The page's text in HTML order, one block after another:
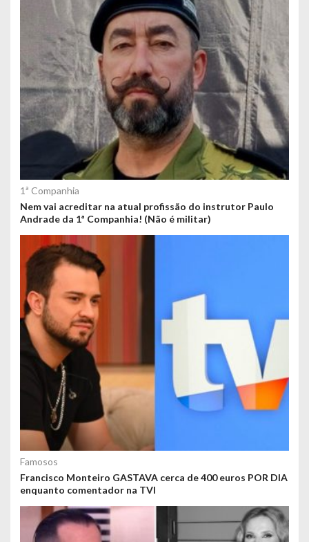
1ª Companhia
Nem vai acreditar na atual profissão do instrutor Paulo
Andrade da 1ª Companhia! (Não é militar)
Famosos
Francisco Monteiro GASTAVA cerca de 400 euros POR DIA
enquanto comentador na TVI